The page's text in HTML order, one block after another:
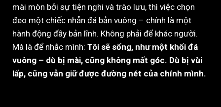
mài mòn bởi sự tiện nghi và trào lưu, thì việc chọn
đeo một chiếc nhẫn đá bản vuông – chính là một
hành động đầy bản lĩnh. Không phải để khác người.
Mà là để nhắc mình: Tôi sẽ sống, như một khối đá
vuông – dù bị mài, cũng không mất góc. Dù bị vùi
lấp, cũng vẫn giữ được đường nét của chính mình.